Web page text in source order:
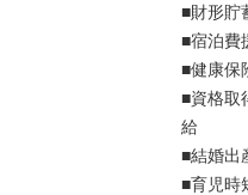
■財形貯
■宿泊費
■健康保
■資格取
給
■結婚出
■育児時